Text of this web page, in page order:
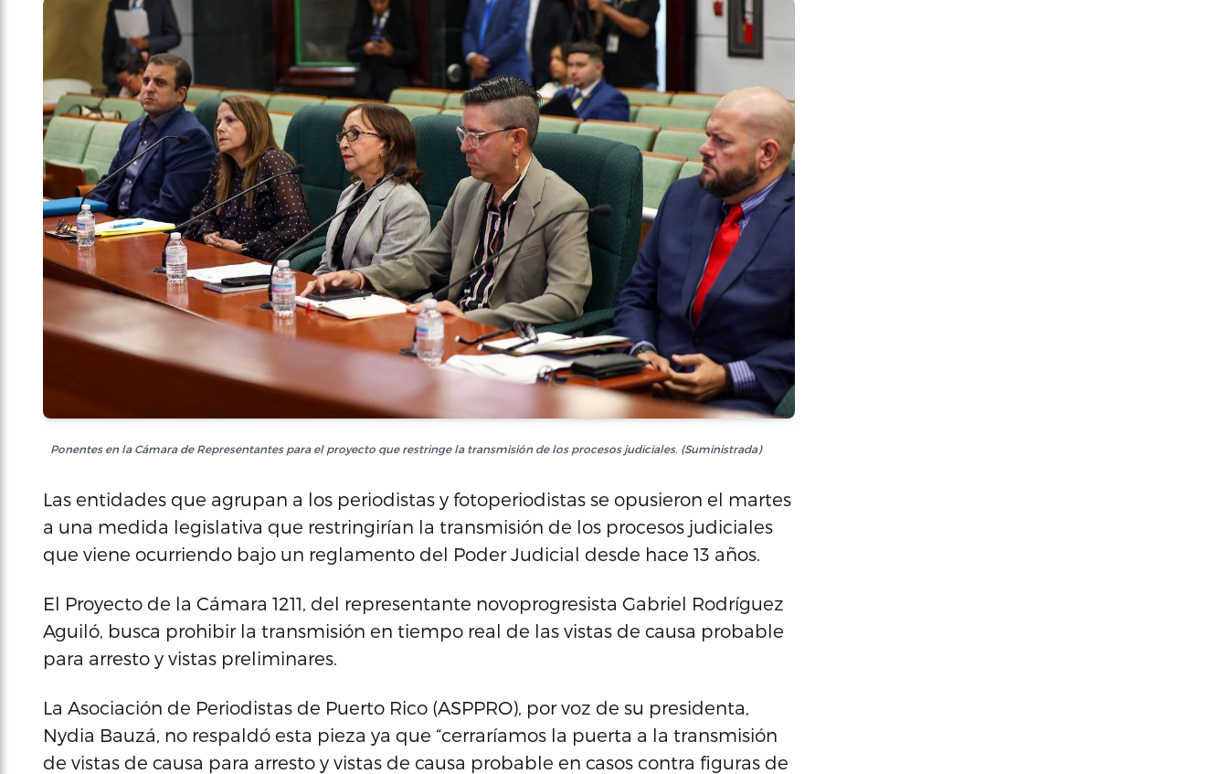
Ponentes en la Cámara de Representantes para el proyecto que restringe la transmisión de los procesos judiciales. (Suministrada)
Las entidades que agrupan a los periodistas y fotoperiodistas se opusieron el martes
a una medida legislativa que restringirían la transmisión de los procesos judiciales
que viene ocurriendo bajo un reglamento del Poder Judicial desde hace 13 años.
El Proyecto de la Cámara 1211, del representante novoprogresista Gabriel Rodríguez
Aguiló, busca prohibir la transmisión en tiempo real de las vistas de causa probable
para arresto y vistas preliminares.
La Asociación de Periodistas de Puerto Rico (ASPPRO), por voz de su presidenta,
Nydia Bauzá, no respaldó esta pieza ya que “cerraríamos la puerta a la transmisión
de vistas de causa para arresto y vistas de causa probable en casos contra figuras de